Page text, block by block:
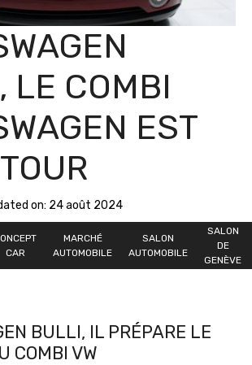
LE COMBI
EST
on: 24 août 2024
CAR
MARCHÉ
AUTOMOBILE
SALON
AUTOMOBILE
SALON
DE
GENÈVE
BULLI, IL PRÉPARE LE
COMBI VW